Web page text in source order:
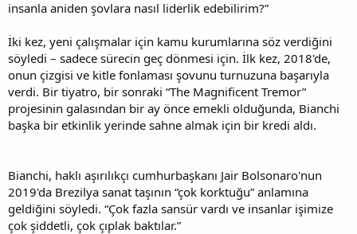
insanla aniden şovlara nasıl liderlik edebilirim?”
İki kez, yeni çalışmalar için kamu kurumlarına söz verdiğini
söyledi – sadece sürecin geç dönmesi için. İlk kez, 2018'de,
onun çizgisi ve kitle fonlaması şovunu turnuzuna başarıyla
verdi. Bir tiyatro, bir sonraki “The Magnificent Tremor”
projesinin galasından bir ay önce emekli olduğunda, Bianchi
başka bir etkinlik yerinde sahne almak için bir kredi aldı.
Bianchi, haklı aşırılıkçı cumhurbaşkanı Jair Bolsonaro'nun
2019'da Brezilya sanat taşının “çok korktuğu” anlamına
geldiğini söyledi. “Çok fazla sansür vardı ve insanlar işimize
çok şiddetli, çok çıplak baktılar.”